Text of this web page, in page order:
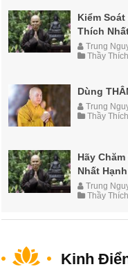
Kiểm
Thích
Trung
Thầy
Dùng
Trung
Thầy
Hãy
Nhất Hạnh
Trung
Thầy
Kinh